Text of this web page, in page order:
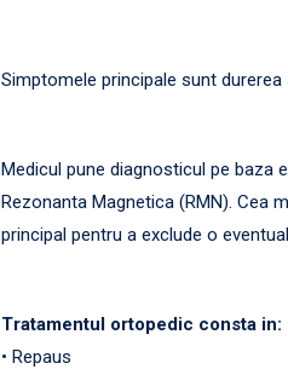
Simptomele principale sunt
Medicul pune diagnosticul pe baza
Rezonanta Magnetica (RMN). Cea
principal pentru a exclude o
Tratamentul ortopedic consta in:
• Repaus